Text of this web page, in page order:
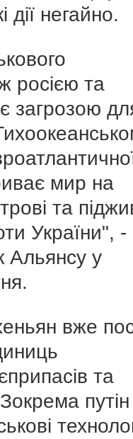
негайно.
росією та
загрозою
мир на
та
України", -
Альянсу у
вже
та